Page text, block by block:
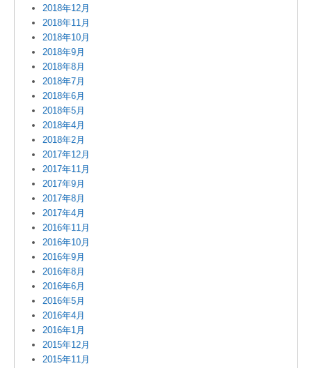
2018年12月
2018年11月
2018年10月
2018年9月
2018年8月
2018年7月
2018年6月
2018年5月
2018年4月
2018年2月
2017年12月
2017年11月
2017年9月
2017年8月
2017年4月
2016年11月
2016年10月
2016年9月
2016年8月
2016年6月
2016年5月
2016年4月
2016年1月
2015年12月
2015年11月